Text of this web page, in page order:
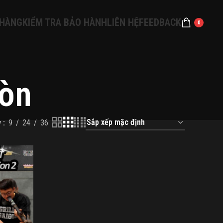
KIỂM TRA BẢO HÀNHLIÊN HỆFEEDBACK 0
9 24 36